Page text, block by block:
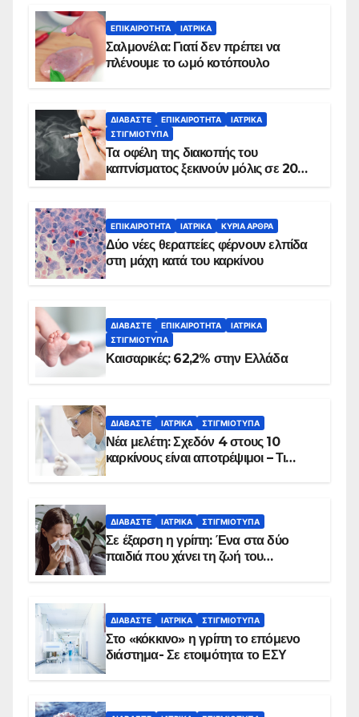
ΕΠΙΚΑΙΡΌΤΗΤΑ ΙΑΤΡΙΚΆ
Σαλμονέλα: Γιατί δεν πρέπει να
πλένουμε το ωμό κοτόπουλο
ΔΙΑΒΆΣΤΕ ΕΠΙΚΑΙΡΌΤΗΤΑ
ΙΑΤΡΙΚΆ
ΣΤΙΓΜΙΌΤΥΠΑ
Τα οφέλη της διακοπής του
καπνίσματος ξεκινούν μόλις σε 20
ΕΠΙΚΑΙΡΌΤΗΤΑ ΙΑΤΡΙΚΆ ΚΥΡΙΑ ΑΡΘΡΑ
Δύο νέες θεραπείες φέρνουν ελπίδα
στη μάχη κατά του καρκίνου
ΔΙΑΒΆΣΤΕ ΕΠΙΚΑΙΡΌΤΗΤΑ
ΙΑΤΡΙΚΆ
ΣΤΙΓΜΙΌΤΥΠΑ
Καισαρικές: 62,2% στην Ελλάδα
ΔΙΑΒΆΣΤΕ ΙΑΤΡΙΚΆ ΣΤΙΓΜΙΌΤΥΠΑ
Νέα μελέτη: Σχεδόν 4 στους 10
καρκίνους είναι αποτρέψιμοι – Τι
ΔΙΑΒΆΣΤΕ ΙΑΤΡΙΚΆ ΣΤΙΓΜΙΌΤΥΠΑ
Σε έξαρση η γρίπη: Ένα στα δύο
παιδιά που χάνει τη ζωή του
ΔΙΑΒΆΣΤΕ ΙΑΤΡΙΚΆ ΣΤΙΓΜΙΌΤΥΠΑ
Στο «κόκκινο» η γρίπη το επόμενο
διάστημα- Σε ετοιμότητα το ΕΣΥ